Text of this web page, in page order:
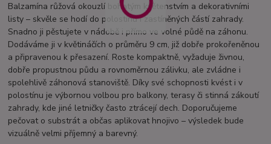
Balzamína růžová okouzlí bohatým květenstvím a dekorativními
listy – skvěle se hodí do polostínu i zastíněných částí zahrady.
Snadno ji pěstujete v nádobě i přímo ve volné půdě na záhonu.
Dodáváme ji v květináčích o průměru 9 cm, již dobře prokořeněnou
a připravenou k přesazení. Roste kompaktně, vyžaduje živnou,
dobře propustnou půdu a rovnoměrnou zálivku, ale zvládne i
spolehlivě záhonová stanoviště. Díky své schopnosti kvést i v
polostínu je výbornou volbou pro balkony, terasy či stinná zákoutí
zahrady, kde jiné letničky často ztrácejí dech. Doporučujeme
pečovat o substrát a občas aplikovat hnojivo – výsledek bude
vizuálně velmi příjemný a barevný.